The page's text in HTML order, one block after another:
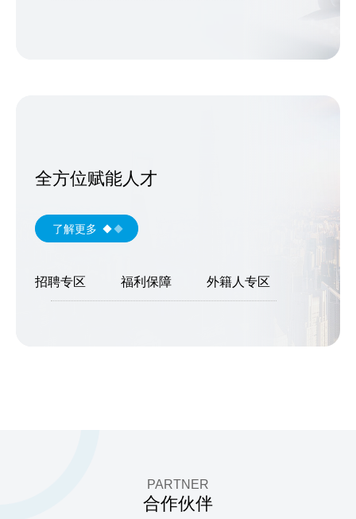
全方位赋能人才
了解更多
招聘专区 福利保障 外籍人专区
PARTNER
合作伙伴